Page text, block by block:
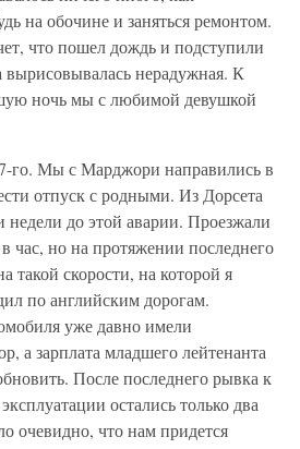
на обочине и заняться ремонтом.
что пошел дождь и подступили
вырисовывалась нерадужная. К
ночь мы с любимой девушкой
го. Мы с Марджори направились в
отпуск с родными. Из Дорсета
недели до этой аварии. Проезжали
час, но на протяжении последнего
такой скорости, на которой я
по английским дорогам.
уже давно имели
а зарплата младшего лейтенанта
После последнего рывка к
остались только два
очевидно, что нам придется